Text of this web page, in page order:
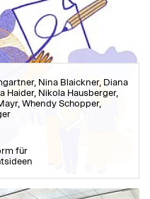
Nina Blaickner, Diana
Haider, Nikola Hausberger,
Whendy Schopper,
für